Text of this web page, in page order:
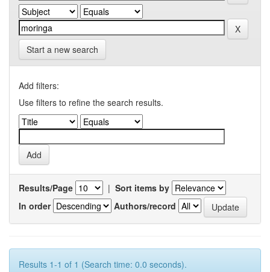
Start a new search
Add filters:
Use filters to refine the search results.
Results/Page | Sort items by
In order
Authors/record
Results 1-1 of 1 (Search time: 0.0 seconds).